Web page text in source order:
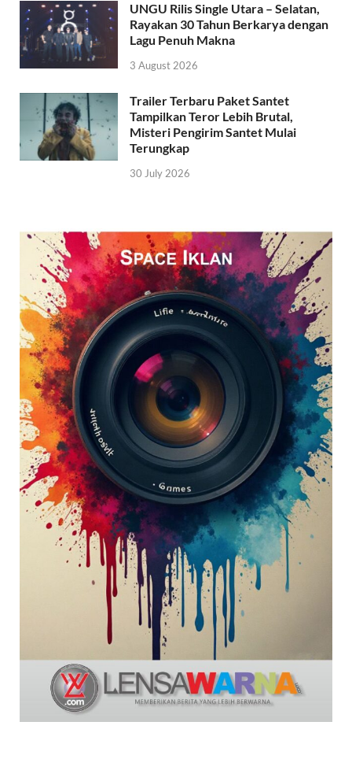
UNGU Rilis Single Utara – Selatan,
Rayakan 30 Tahun Berkarya dengan
Lagu Penuh Makna
3 August 2026
Trailer Terbaru Paket Santet
Tampilkan Teror Lebih Brutal,
Misteri Pengirim Santet Mulai
Terungkap
30 July 2026